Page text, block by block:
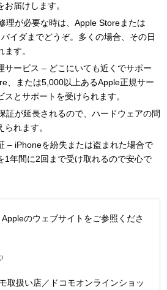
届けします。
理が必要な時は、Apple Storeまたは
イダまでどうぞ。多くの場合、その日
す。
サービス – どこにいても近くでサポー
、または5,000以上あるApple正規サー
とサポートを受けられます。
証が延長されるので、ハードウェアの問
れます。
– iPhoneを紛失または盗まれた場合で
1年間に2回まで受け取れるので安心で
のウェブサイトをご参照くださ
取扱い店／ドコモオンラインショッ